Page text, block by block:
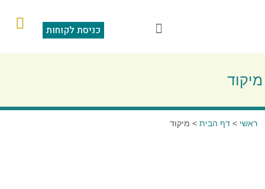
כניסת לקוחות
מיקוד
ראשי >דף הבית > מיקוד